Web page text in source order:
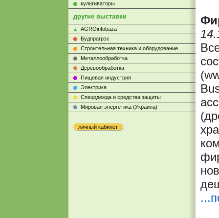
культиваторы
другие выставки
AGROinfobaza
Будпрагрэс
Строительная техника и оборудование
Металлообработка
Деревообработка
Пищевая индустрия
Электрика
Cпецодежда и средства защиты
Мировая энергетика (Украина)
личный кабинет